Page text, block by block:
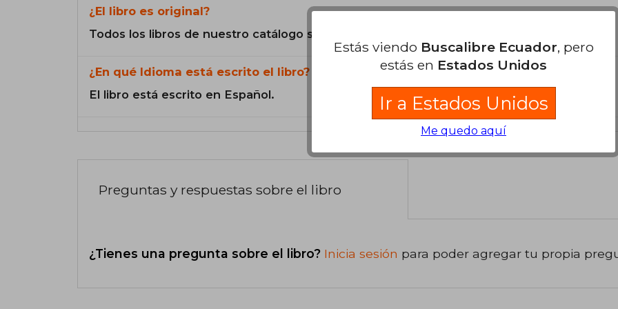
¿El libro es original?
Todos los libros de nuestro catálogo son Originales.
¿En qué Idioma está escrito el libro?
El libro está escrito en Español.
Preguntas y respuestas sobre el libro
¿Tienes una pregunta sobre el libro? Inicia sesión para poder agregar tu propia
Estás viendo Buscalibre Ecuador, pero
estás en Estados Unidos
Ir a Estados Unidos
Me quedo aquí